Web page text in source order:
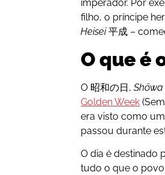
imperador. Por
filho, o príncipe
Heisei平成 –
O que é
O 昭和の日,
Golden Week
era visto como
passou durante
O dia é destinado
tudo o que o